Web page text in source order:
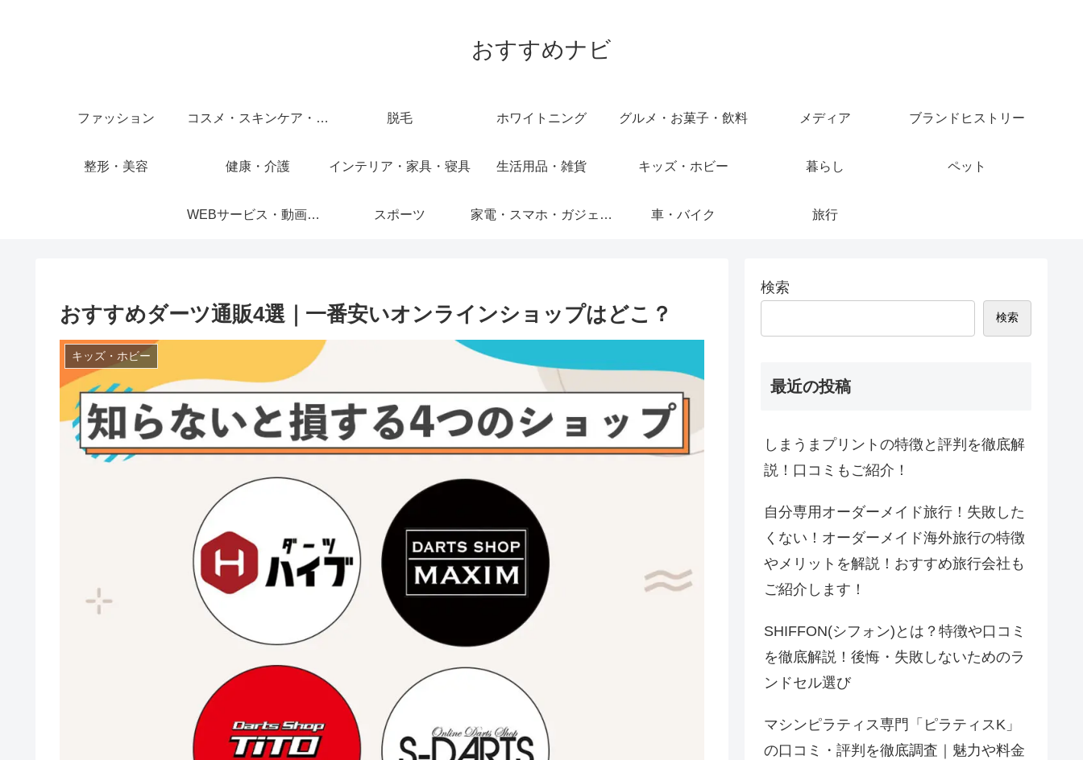
おすすめナビ
ファッション コスメ・スキンケア・ヘアケア 脱毛 ホワイトニング グルメ・お菓子・飲料 メディア ブランドヒストリー
整形・美容 健康・介護 インテリア・家具・寝具 生活用品・雑貨 キッズ・ホビー 暮らし ペット
WEBサービス・動画サービス スポーツ 家電・スマホ・ガジェット 車・バイク 旅行
おすすめダーツ通販4選｜一番安いオンラインショップはどこ？
キッズ・ホビー
検索
検索
最近の投稿
しまうまプリントの特徴と評判を徹底解
説！口コミもご紹介！
自分専用オーダーメイド旅行！失敗した
くない！オーダーメイド海外旅行の特徴
やメリットを解説！おすすめ旅行会社も
ご紹介します！
SHIFFON(シフォン)とは？特徴や口コミ
を徹底解説！後悔・失敗しないためのラ
ンドセル選び
マシンピラティス専門「ピラティスK」
の口コミ・評判を徹底調査｜魅力や料金